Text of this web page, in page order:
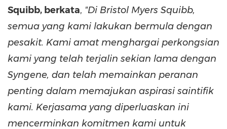
Squibb, berkata, "Di Bristol Myers Squibb,
semua yang kami lakukan bermula dengan
pesakit. Kami amat menghargai perkongsian
kami yang telah terjalin sekian lama dengan
Syngene, dan telah memainkan peranan
penting dalam memajukan aspirasi saintifik
kami. Kerjasama yang diperluaskan ini
mencerminkan komitmen kami untuk